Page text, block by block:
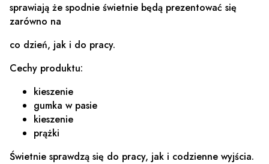
sprawiają że spodnie świetnie będą prezentować się
zarówno na
co dzień, jak i do pracy.
Cechy produktu:
kieszenie
gumka w pasie
kieszenie
prążki
Świetnie sprawdzą się do pracy, jak i codzienne wyjścia.